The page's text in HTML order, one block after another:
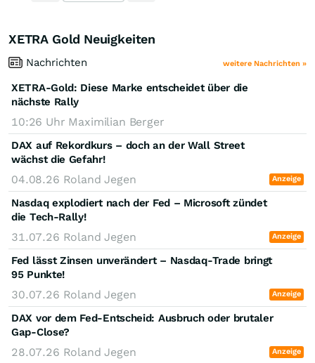
XETRA Gold Neuigkeiten
Nachrichten weitere Nachrichten »
XETRA-Gold: Diese Marke entscheidet über die
nächste Rally
10:26 Uhr Maximilian Berger
DAX auf Rekordkurs – doch an der Wall Street
wächst die Gefahr!
04.08.26 Roland Jegen Anzeige
Nasdaq explodiert nach der Fed – Microsoft zündet
die Tech-Rally!
31.07.26 Roland Jegen Anzeige
Fed lässt Zinsen unverändert – Nasdaq-Trade bringt
95 Punkte!
30.07.26 Roland Jegen Anzeige
DAX vor dem Fed-Entscheid: Ausbruch oder brutaler
Gap-Close?
28.07.26 Roland Jegen Anzeige